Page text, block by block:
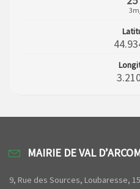
MAIRIE DE VAL
9, Rue des Sources, Loubaresse,